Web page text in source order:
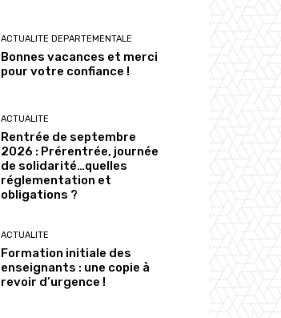
ACTUALITE DEPARTEMENTALE
Bonnes vacances et merci
pour votre confiance !
ACTUALITE
Rentrée de septembre
2026 : Prérentrée, journée
de solidarité…quelles
réglementation et
obligations ?
ACTUALITE
Formation initiale des
enseignants : une copie à
revoir d’urgence !